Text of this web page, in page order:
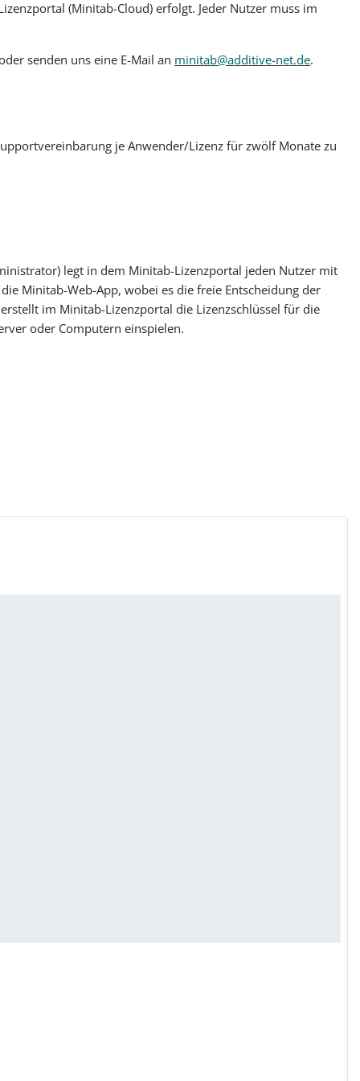
(Minitab-Cloud) erfolgt. Jeder Nutzer muss im
senden uns eine E-Mail an minitab@additive-net.de.
je Anwender/Lizenz für zwölf Monate zu
legt in dem Minitab-Lizenzportal jeden Nutzer mit
Minitab-Web-App, wobei es die freie Entscheidung der
im Minitab-Lizenzportal die Lizenzschlüssel für die
oder Computern einspielen.